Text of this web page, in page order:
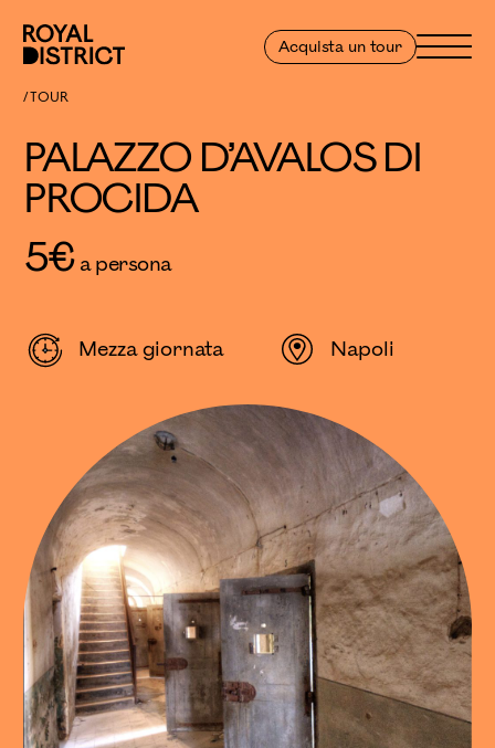
Royal District
Acquista un tour Menu
TOUR
PALAZZO D’AVALOS DI
PROCIDA
5€a persona
Mezza giornata Napoli